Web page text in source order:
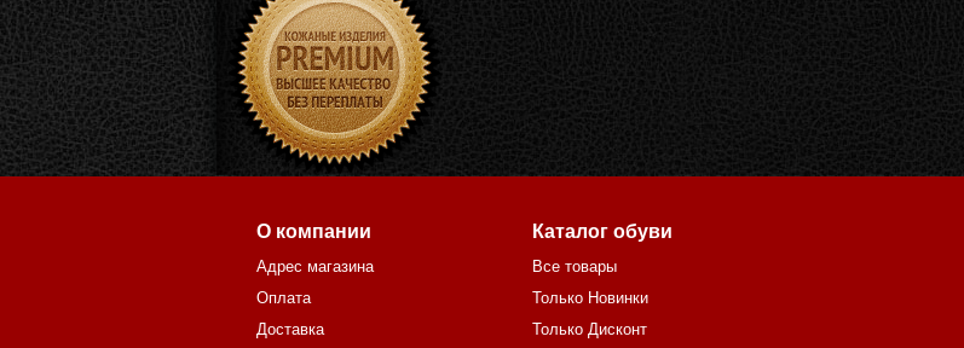
О компании
Адрес магазина
Оплата
Доставка
Каталог обуви
Все товары
Только Новинки
Только Дисконт